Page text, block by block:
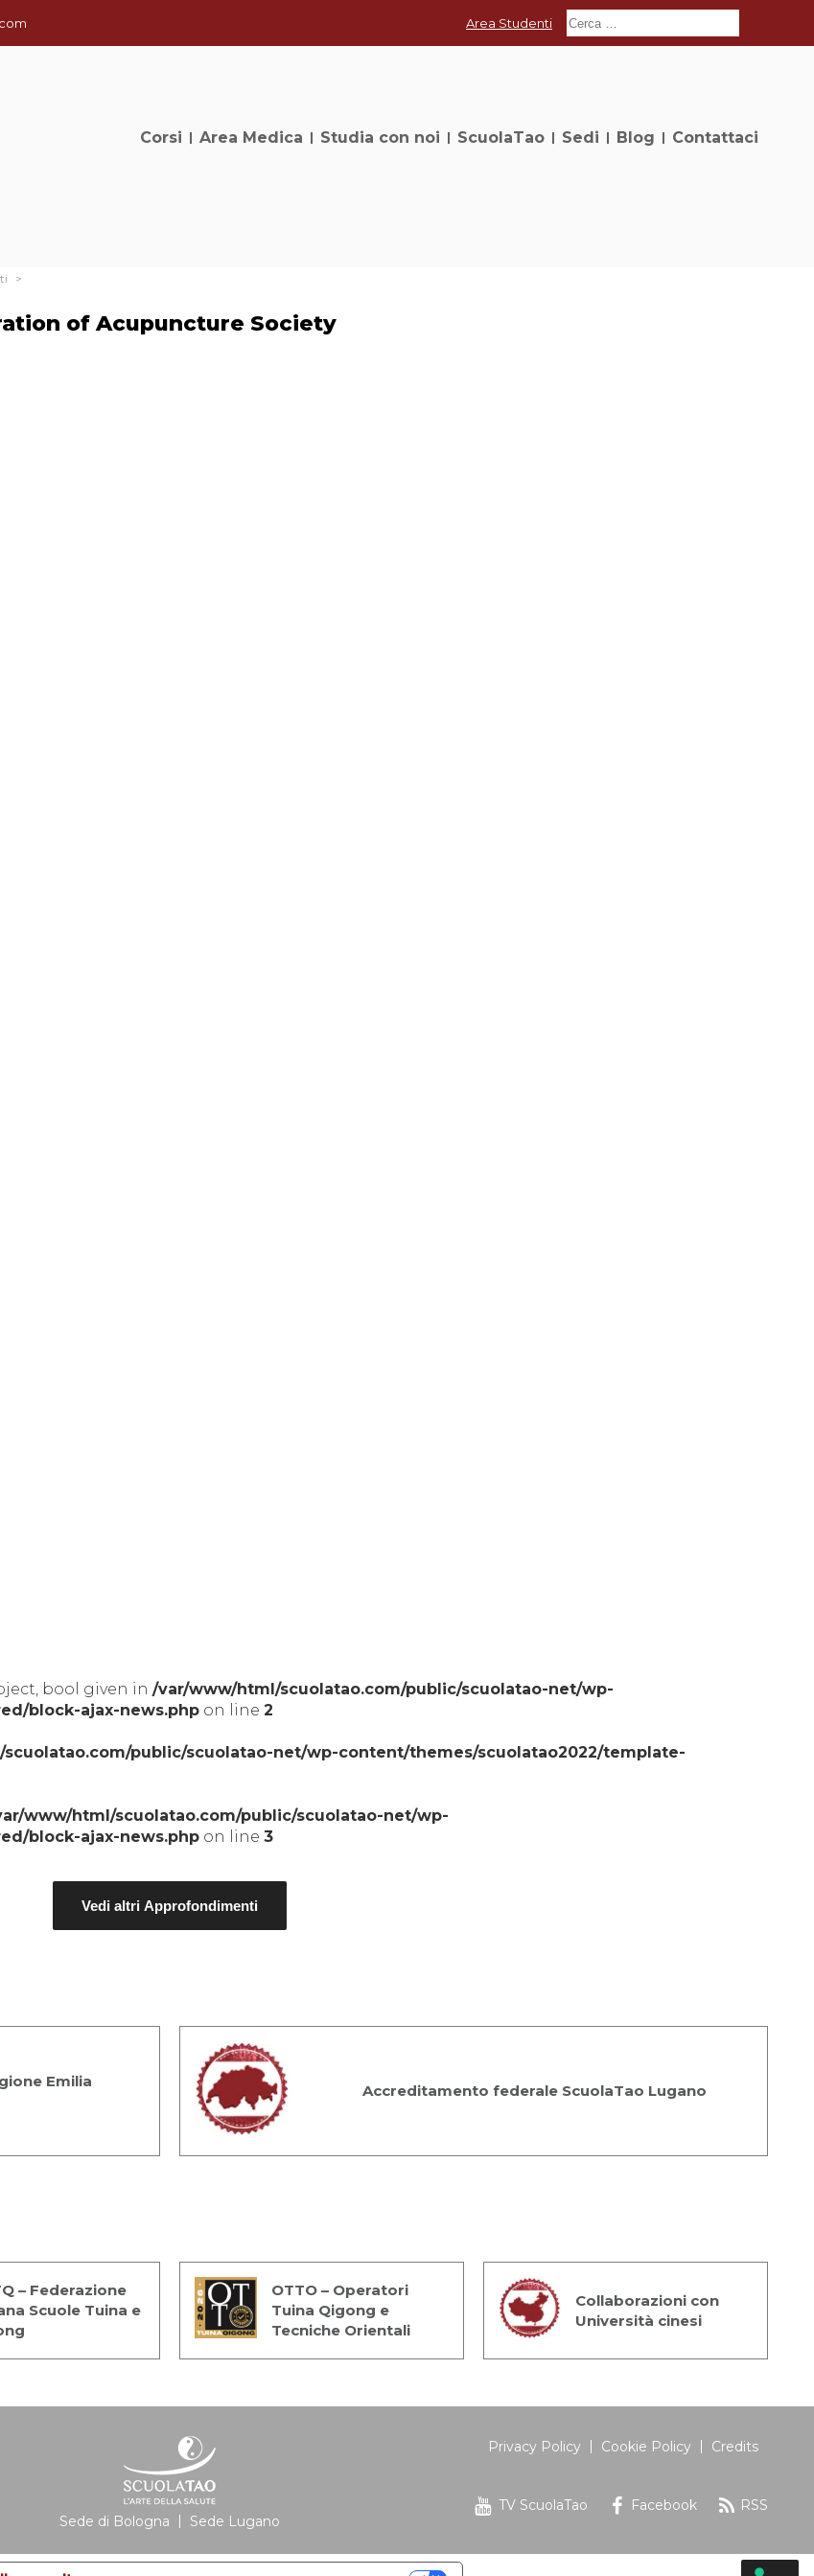
Area Studenti
Corsi Area Medica Studia con noi ScuolaTao Sedi Blog Contattaci
of Acupuncture Society
bool given in /var/www/html/scuolatao.com/public/scuolatao-net/wp-
block-ajax-news.php on line 2
public/scuolatao-net/wp-content/themes/scuolatao2022/template-
www/html/scuolatao.com/public/scuolatao-net/wp-
block-ajax-news.php on line 3
Vedi altri Approfondimenti
Emilia
Accreditamento federale ScuolaTao Lugano
– Federazione
Scuole Tuina e
OTTO – Operatori
Tuina Qigong e
Tecniche Orientali
Collaborazioni con
Università cinesi
Sede di Bologna Sede Lugano
Privacy Policy Cookie Policy Credits
TV ScuolaTao Facebook RSS